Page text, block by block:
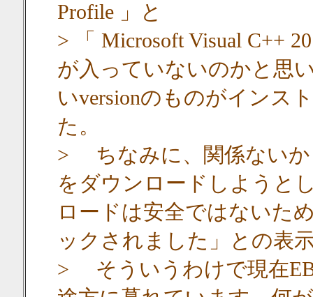
Profile 」と
> 「 Microsoft Visual C++
が入っていないのかと思
いversionのものがインス
た。
> ちなみに、関係ないか
をダウンロードしようと
ロードは安全ではないた
ックされました」との表
> そういうわけで現在